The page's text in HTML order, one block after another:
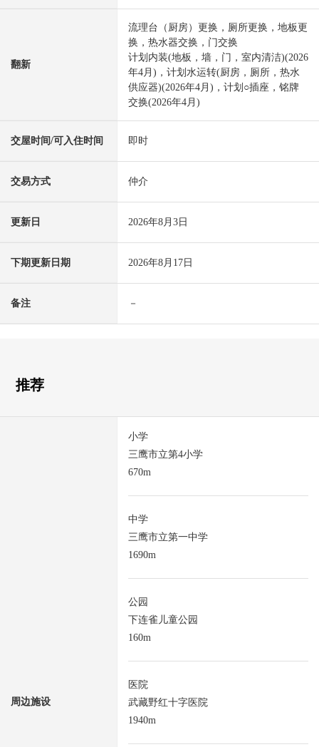
翻新
流理台（厨房）更换，厕所更换，地板更
换，热水器交换，门交换
计划内装(地板，墙，门，室内清洁)(2026
年4月)，计划水运转(厨房，厕所，热水
供应器)(2026年4月)，计划○插座，铭牌
交换(2026年4月)
交屋时间/可入住时间 即时
交易方式 仲介
更新日 2026年8月3日
下期更新日期 2026年8月17日
备注 －
推荐
周边施设
小学
三鹰市立第4小学
670m
中学
三鹰市立第一中学
1690m
公园
下连雀儿童公园
160m
医院
武藏野红十字医院
1940m